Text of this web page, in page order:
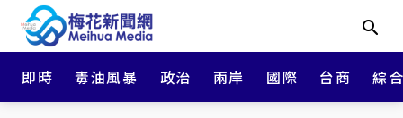
即時 毒油風暴 政治 兩岸 國際 台商 綜